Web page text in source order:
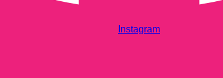
Instagram